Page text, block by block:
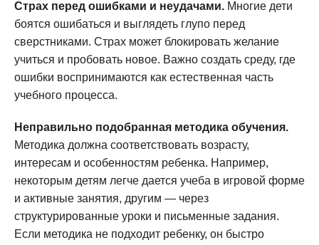
Страх перед ошибками и неудачами. Многие дети
боятся ошибаться и выглядеть глупо перед
сверстниками. Страх может блокировать желание
учиться и пробовать новое. Важно создать среду, где
ошибки воспринимаются как естественная часть
учебного процесса.
Неправильно подобранная методика обучения.
Методика должна соответствовать возрасту,
интересам и особенностям ребенка. Например,
некоторым детям легче дается учеба в игровой форме
и активные занятия, другим — через
структурированные уроки и письменные задания.
Если методика не подходит ребенку, он быстро